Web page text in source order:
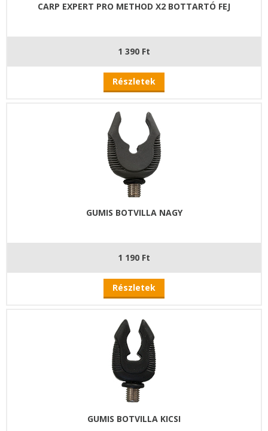
CARP EXPERT PRO METHOD X2 BOTTARTÓ FEJ
1 390 Ft
Részletek
GUMIS BOTVILLA NAGY
1 190 Ft
Részletek
GUMIS BOTVILLA KICSI